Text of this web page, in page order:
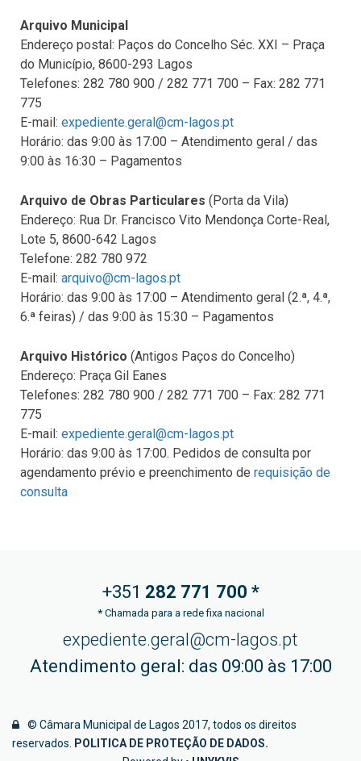
Arquivo Municipal
Endereço postal: Paços do Concelho Séc. XXI – Praça
do Município, 8600-293 Lagos
Telefones: 282 780 900 / 282 771 700 – Fax: 282 771
775
E-mail: expediente.geral@cm-lagos.pt
Horário: das 9:00 às 17:00 – Atendimento geral / das
9:00 às 16:30 – Pagamentos
Arquivo de Obras Particulares (Porta da Vila)
Endereço: Rua Dr. Francisco Vito Mendonça Corte-Real,
Lote 5, 8600-642 Lagos
Telefone: 282 780 972
E-mail: arquivo@cm-lagos.pt
Horário: das 9:00 às 17:00 – Atendimento geral (2.ª, 4.ª,
6.ª feiras) / das 9:00 às 15:30 – Pagamentos
Arquivo Histórico (Antigos Paços do Concelho)
Endereço: Praça Gil Eanes
Telefones: 282 780 900 / 282 771 700 – Fax: 282 771
775
E-mail: expediente.geral@cm-lagos.pt
Horário: das 9:00 às 17:00. Pedidos de consulta por
agendamento prévio e preenchimento de requisição de
consulta
+351 282 771 700 *
*Chamada para a rede fixa nacional
expediente.geral@cm-lagos.pt
Atendimento geral: das 09:00 às 17:00
© Câmara Municipal de Lagos 2017, todos os direitos
reservados.
POLITICA DE PROTEÇÃO DE DADOS.